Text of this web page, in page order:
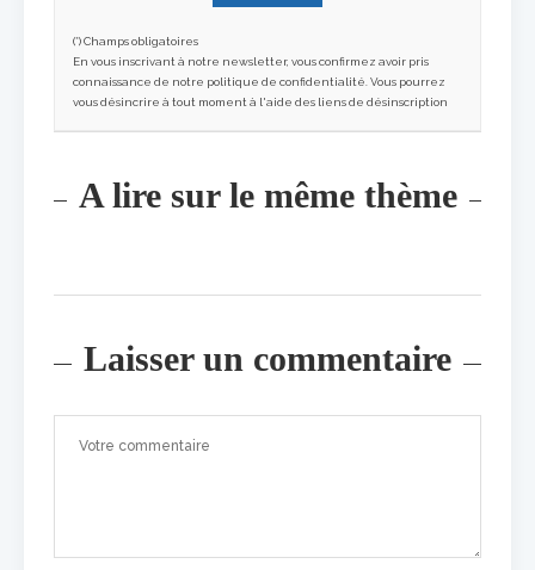
(*) Champs obligatoires
En vous inscrivant à notre newsletter, vous confirmez avoir pris
connaissance de notre politique de confidentialité. Vous pourrez
vous désincrire à tout moment à l'aide des liens de désinscription
A lire sur le même thème
Laisser un commentaire